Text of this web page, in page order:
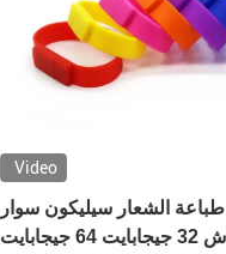
Video
طباعة الشعار سيليكون سوار USB
محرك فلاش 32 جيجابايت 64 جيجابايت